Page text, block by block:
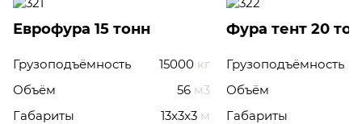
Еврофура 15 тонн
Грузоподъёмность 15000 кг
Объём
56 м3
Габариты
13x3x3 м
Фура тент 20
Грузоподъёмность
Объём
Габариты